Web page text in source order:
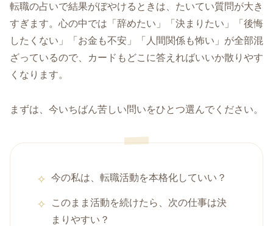
転職の占いで結果がぼやけるときは、たいてい質問が大き
すぎます。心の中では「辞めたい」「決まりたい」「後悔
したくない」「お金も不安」「人間関係も怖い」が全部混
ざっているので、カードもどこに答えればいいか散りやす
くなります。
まずは、今いちばん苦しい問いをひとつ選んでください。
今の私は、転職活動を本格化していい？
このまま活動を続けたら、次の仕事は決
まりやすい？